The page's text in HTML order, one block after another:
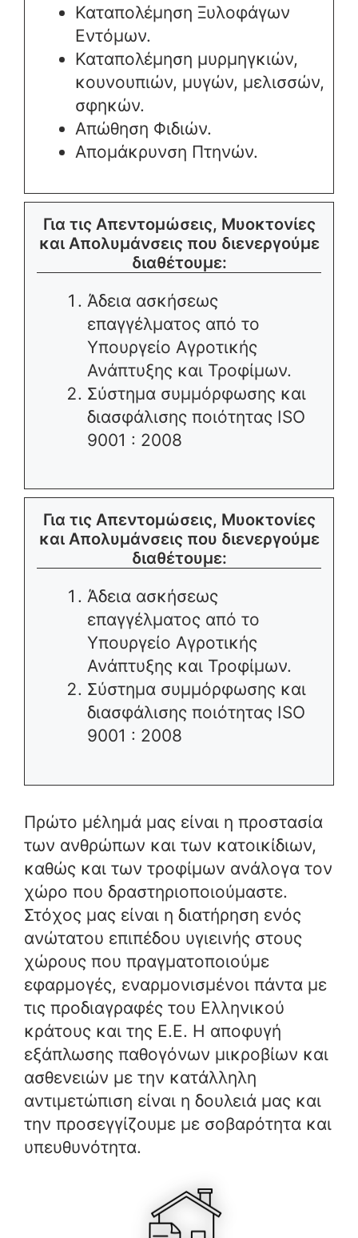
Καταπολέμηση Ξυλοφάγων
Εντόμων.
Καταπολέμηση μυρμηγκιών,
κουνουπιών, μυγών, μελισσών,
σφηκών.
Απώθηση Φιδιών.
Απομάκρυνση Πτηνών.
Για τις Απεντομώσεις, Μυοκτονίες
και Απολυμάνσεις που διενεργούμε
διαθέτουμε:
Άδεια ασκήσεως
επαγγέλματος από το
Υπουργείο Αγροτικής
Ανάπτυξης και Τροφίμων.
Σύστημα συμμόρφωσης και
διασφάλισης ποιότητας ISO
9001 : 2008
Για τις Απεντομώσεις, Μυοκτονίες
και Απολυμάνσεις που διενεργούμε
διαθέτουμε:
Άδεια ασκήσεως
επαγγέλματος από το
Υπουργείο Αγροτικής
Ανάπτυξης και Τροφίμων.
Σύστημα συμμόρφωσης και
διασφάλισης ποιότητας ISO
9001 : 2008
Πρώτο μέλημά μας είναι η προστασία
των ανθρώπων και των κατοικίδιων,
καθώς και των τροφίμων ανάλογα τον
χώρο που δραστηριοποιούμαστε.
Στόχος μας είναι η διατήρηση ενός
ανώτατου επιπέδου υγιεινής στους
χώρους που πραγματοποιούμε
εφαρμογές, εναρμονισμένοι πάντα με
τις προδιαγραφές του Ελληνικού
κράτους και της Ε.Ε. Η αποφυγή
εξάπλωσης παθογόνων μικροβίων και
ασθενειών με την κατάλληλη
αντιμετώπιση είναι η δουλειά μας και
την προσεγγίζουμε με σοβαρότητα και
υπευθυνότητα.